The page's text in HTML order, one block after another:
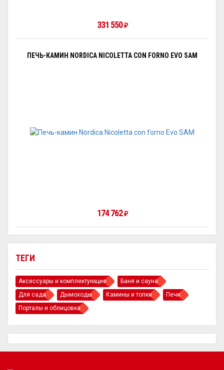
ТЕГИ
Аксессуары и комплектующие
Баня и сауна
Для сада
Дымоходы Камины и топки
Печи
Порталы и облицовка
331 550₽
ПЕЧЬ-КАМИН NORDICA NICOLETTA CON FORNO EVO SAM
174 762₽